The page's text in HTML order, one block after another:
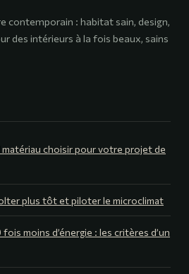
contemporain : habitat sain, design,
des intérieurs à la fois beaux, sains
matériau choisir pour votre projet de
plus tôt et piloter le microclimat
moins d’énergie : les critères d’un